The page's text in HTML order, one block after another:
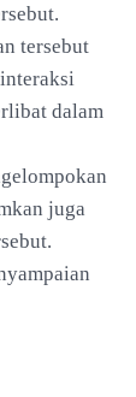
tersebut
dalam
juga